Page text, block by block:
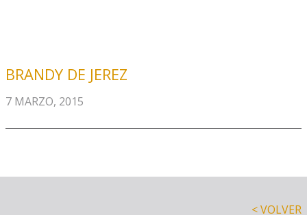
BRANDY DE JEREZ
7 MARZO, 2015
< VOLVER